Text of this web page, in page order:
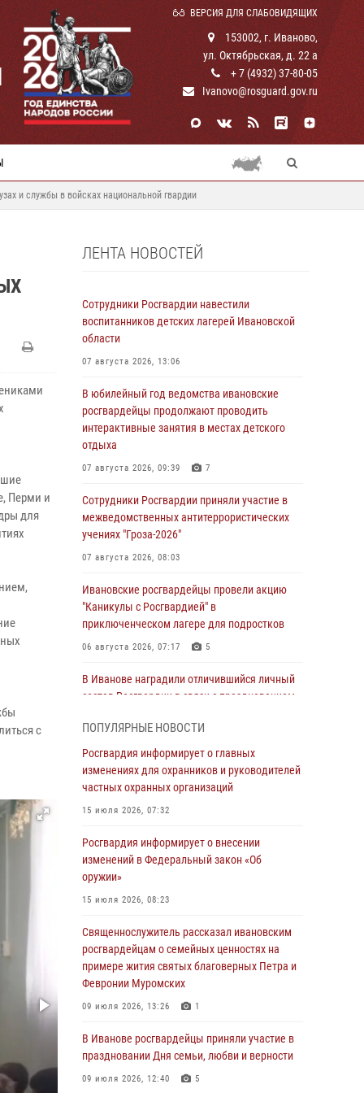
ВЕРСИЯ ДЛЯ СЛАБОВИДЯЩИХ
153002, г. Иваново,
ул. Октябрьская, д. 22 а
+ 7 (4932) 37-80-05
Ivanovo@rosguard.gov.ru
и службы в войсках национальной гвардии
Перми и
для
с
ЛЕНТА НОВОСТЕЙ
Сотрудники Росгвардии навестили
воспитанников детских лагерей Ивановской
области
07 августа 2026, 13:06
В юбилейный год ведомства ивановские
росгвардейцы продолжают проводить
интерактивные занятия в местах детского
отдыха
07 августа 2026, 09:39 7
Сотрудники Росгвардии приняли участие в
межведомственных антитеррористических
учениях "Гроза-2026"
07 августа 2026, 08:03
Ивановские росгвардейцы провели акцию
"Каникулы с Росгвардией" в
приключенческом лагере для подростков
06 августа 2026, 07:17 5
В Иванове наградили отличившийся личный
состав Росгвардии в связи с празднованием
В Иванове росгвардейцы оказали помощь
пожилому мужчине, которому стало плохо во
В Иванове личный состав Росгвардии принял
участие в торжественных мероприятиях,
02 августа 2026, 11:46 13
Мероприятия в рамках акции «Каникулы с
Росгвардией» продолжаются в Ивановской
В Ивановской области при содействии
Росгвардии задержаны подозреваемые в
ПОПУЛЯРНЫЕ НОВОСТИ
Росгвардия информирует о главных
изменениях для охранников и руководителей
частных охранных организаций
15 июля 2026, 07:32
Росгвардия информирует о внесении
изменений в Федеральный закон «Об
оружии»
15 июля 2026, 08:23
Священнослужитель рассказал ивановским
росгвардейцам о семейных ценностях на
примере жития святых благоверных Петра и
Февронии Муромских
09 июля 2026, 13:26 1
В Иванове росгвардейцы приняли участие в
праздновании Дня семьи, любви и верности
09 июля 2026, 12:40 5